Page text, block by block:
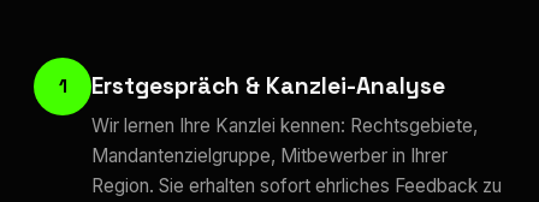
1 Erstgespräch & Kanzlei-Analyse
Wir lernen Ihre Kanzlei kennen: Rechtsgebiete,
Mandantenzielgruppe, Mitbewerber in Ihrer
Region. Sie erhalten sofort ehrliches Feedback zu